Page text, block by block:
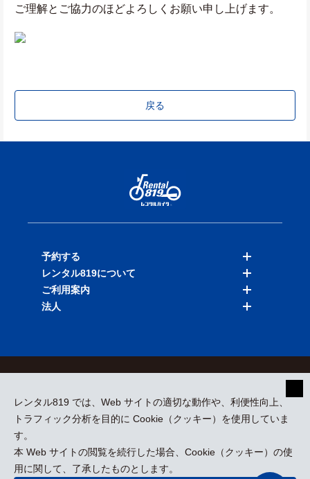
ご理解とご協力のほどよろしくお願い申し上げます。
戻る
レンタル819 では、Web サイトの適切な動作や、利便性向上、
トラフィック分析を目的に Cookie（クッキー）を使用していま
す。
本 Web サイトの閲覧を続行した場合、Cookie（クッキー）の使
用に関して、了承したものとします。
予約する
バイクを探す
店舗を探す
レンタル819について
料金表
ご利用案内
法人
採用情報
プレスリリース
kizuki Rental Service © All Rights Reserved.